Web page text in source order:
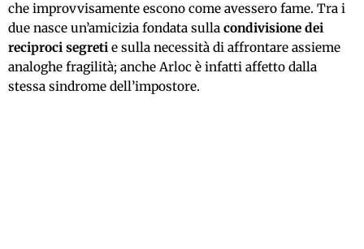
che improvvisamente escono come avessero fame. Tra i
due nasce un’amicizia fondata sulla condivisione dei
reciproci segreti e sulla necessità di affrontare assieme
analoghe fragilità; anche Arloc è infatti affetto dalla
stessa sindrome dell’impostore.